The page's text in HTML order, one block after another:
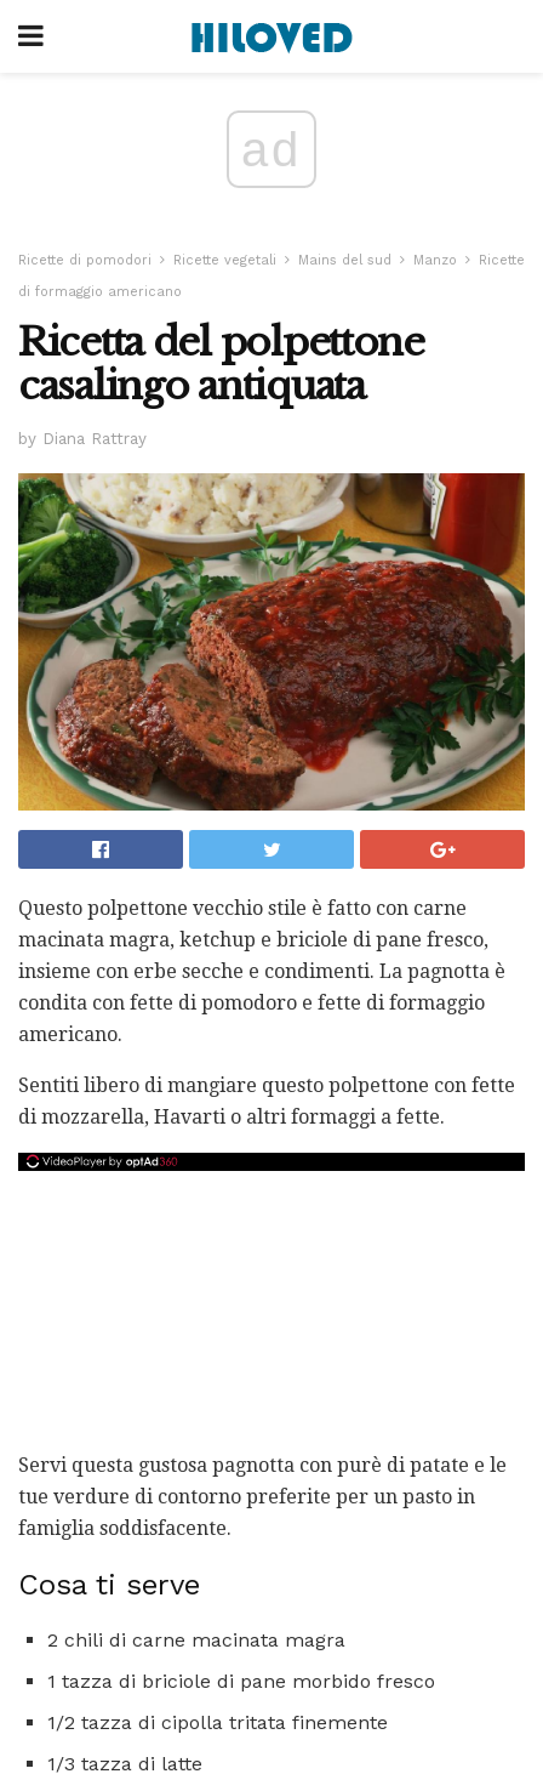
ad
Ricette di pomodori Ricette vegetali Mains del sud Manzo
Ricette
di formaggio americano
Ricetta del polpettone
casalingo antiquata
by Diana Rattray
Questo polpettone vecchio stile è fatto con carne
macinata magra, ketchup e briciole di pane fresco,
insieme con erbe secche e condimenti. La pagnotta è
condita con fette di pomodoro e fette di formaggio
americano.
Sentiti libero di mangiare questo polpettone con fette
di mozzarella, Havarti o altri formaggi a fette.
Servi questa gustosa pagnotta con purè di patate e le
tue verdure di contorno preferite per un pasto in
famiglia soddisfacente.
Cosa ti serve
2 chili di carne macinata magra
1 tazza di briciole di pane morbido fresco
1/2 tazza di cipolla tritata finemente
1/3 tazza di latte